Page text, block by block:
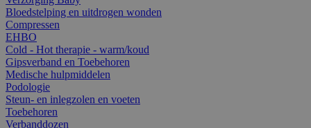
Bloedstelping en uitdrogen wonden
Compressen
EHBO
Cold - Hot therapie - warm/koud
Gipsverband en Toebehoren
Medische hulpmiddelen
Podologie
Steun- en inlegzolen en voeten
Toebehoren
Verbanddozen